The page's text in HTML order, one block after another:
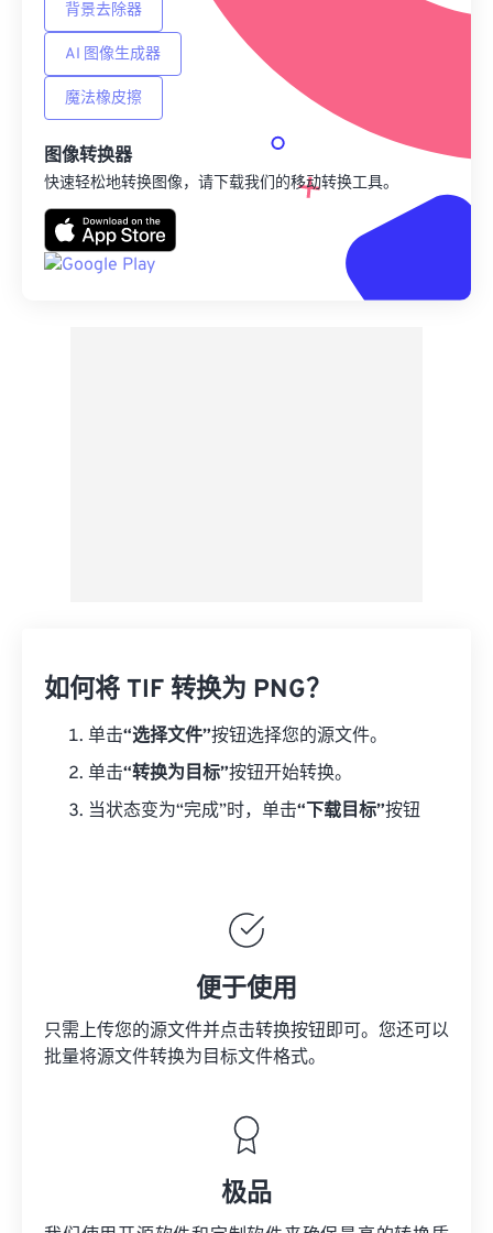
背景去除器
AI 图像生成器
魔法橡皮擦
图像转换器
快速轻松地转换图像，请下载我们的移动转换工具。
如何将 TIF 转换为 PNG？
单击“选择文件”按钮选择您的源文件。
单击“转换为目标”按钮开始转换。
当状态变为“完成”时，单击“下载目标”按钮
便于使用
只需上传您的源文件并点击转换按钮即可。您还可以
批量将源文件转换为目标文件格式。
极品